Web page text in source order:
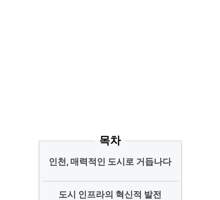
목차
인천, 매력적인 도시로 거듭나다
도시 인프라의 혁신적 발전